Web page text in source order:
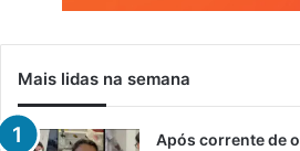
Mais lidas na semana
Após corrente de